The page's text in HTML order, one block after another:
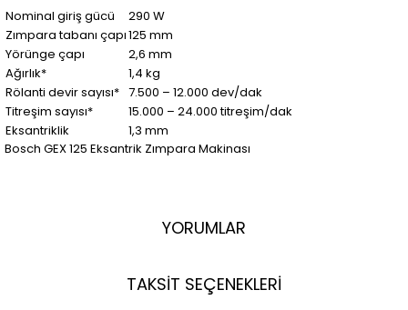
Nominal giriş gücü
290 W
Zımpara tabanı çapı125 mm
Yörünge çapı
2,6 mm
Ağırlık*
1,4 kg
Rölanti devir sayısı* 7.500 – 12.000 dev/dak
Titreşim sayısı*
15.000 – 24.000 titreşim/dak
Eksantriklik
1,3 mm
Bosch GEX 125 Eksantrik Zımpara Makinası
YORUMLAR
TAKSİT SEÇENEKLERİ